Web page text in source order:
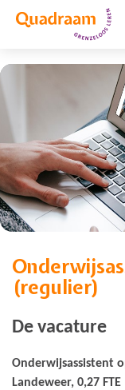
Vacature
(regulier)
De vacature
Onderwijsassistent
Landeweer, 0,27 FTE